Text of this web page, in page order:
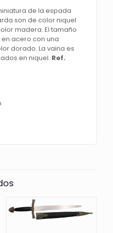
de la espada
son de color niquel
madera. El tamaño
acero con una
dorado. La vaina es
en niquel. Ref.